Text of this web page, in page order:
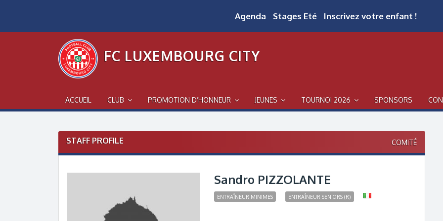
Agenda Stages Eté Inscrivez votre enfant !
FC LUXEMBOURG CITY
ACCUEIL CLUB PROMOTION D’HONNEUR JEUNES TOURNOI 2026 SPONSORS
STAFF PROFILE COMITÉ
Sandro PIZZOLANTE
ENTRAÎNEUR MINIMES ENTRAÎNEUR SENIORS (R)